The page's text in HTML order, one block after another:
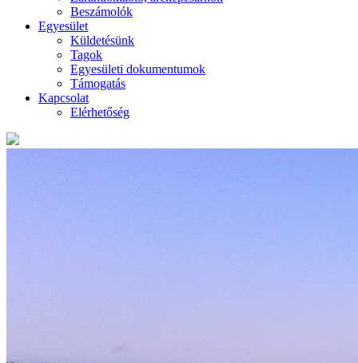
Beszámolók
Egyesület
Küldetésünk
Tagok
Egyesületi dokumentumok
Támogatás
Kapcsolat
Elérhetőség